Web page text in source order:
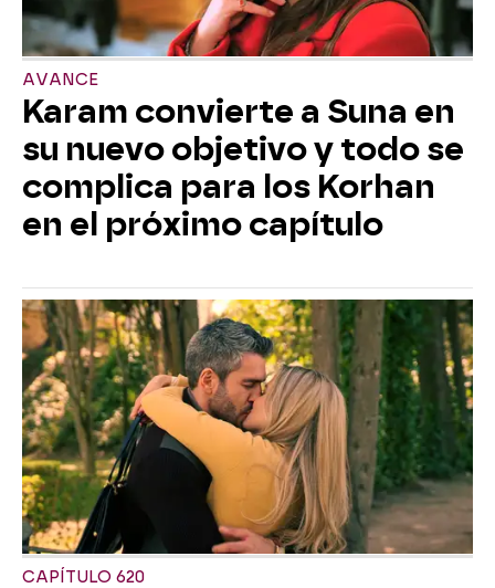
AVANCE
Karam convierte a Suna en
su nuevo objetivo y todo se
complica para los Korhan
en el próximo capítulo
CAPÍTULO 620